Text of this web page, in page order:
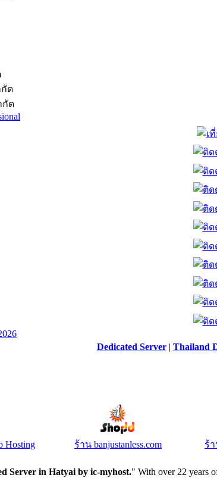
ด
กัด
Dedicated Server| Thailand
Hosting ร้าน banjustanless.com
ร้
Server in Hatyai by ic-myhost." With over 22 years